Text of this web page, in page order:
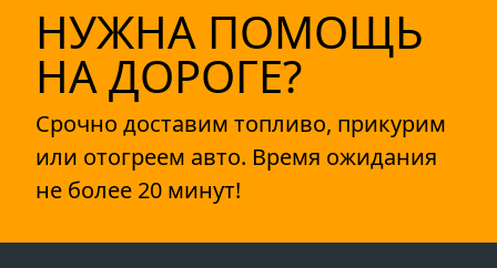
НУЖНА ПОМОЩЬ
НА ДОРОГЕ?
Срочно доставим топливо, прикурим
или отогреем авто. Время ожидания
не более 20 минут!